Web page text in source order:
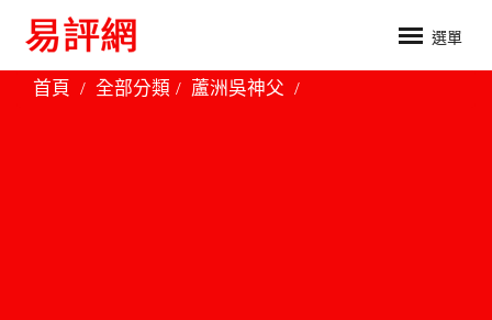
選單
首頁 全部分類 蘆洲吳神父